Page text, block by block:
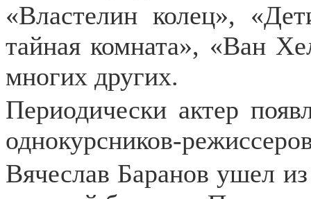
«Властелин колец»,
тайная комната», «Ван
многих других.
Периодически актер
однокурсников-
Вячеслав Баранов ушел